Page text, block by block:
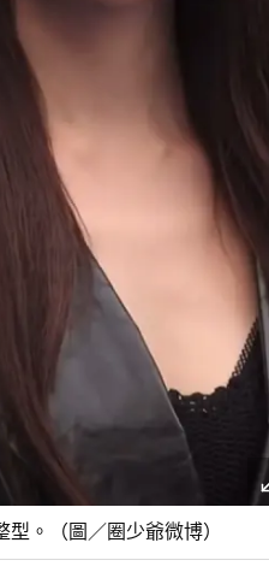
。（圖／圈少爺微博）